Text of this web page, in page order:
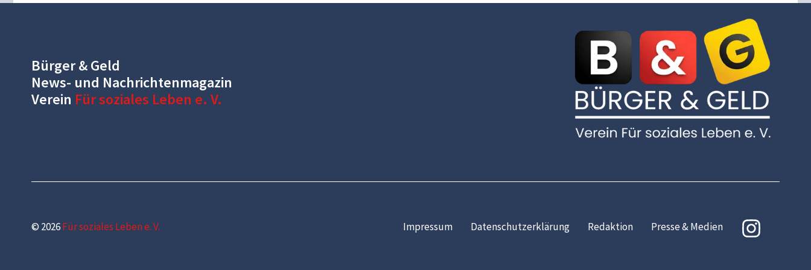
Bürger & Geld
News- und Nachrichtenmagazin
Verein Für soziales Leben e. V.
© 2026Für soziales Leben e. V. Impressum Datenschutzerklärung Redaktion Presse & Medien